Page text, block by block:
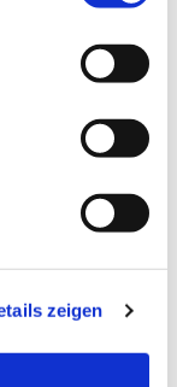
zeigen
Uhr
LAGE